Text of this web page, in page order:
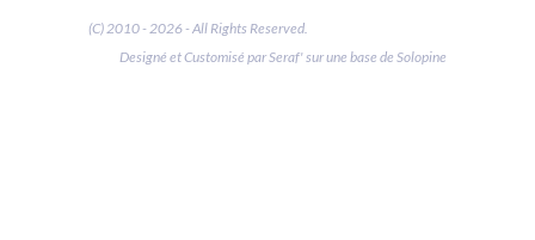
(C) 2010 - 2026 - All Rights Reserved.
Designé et Customisé par Seraf' sur une base de Solopine